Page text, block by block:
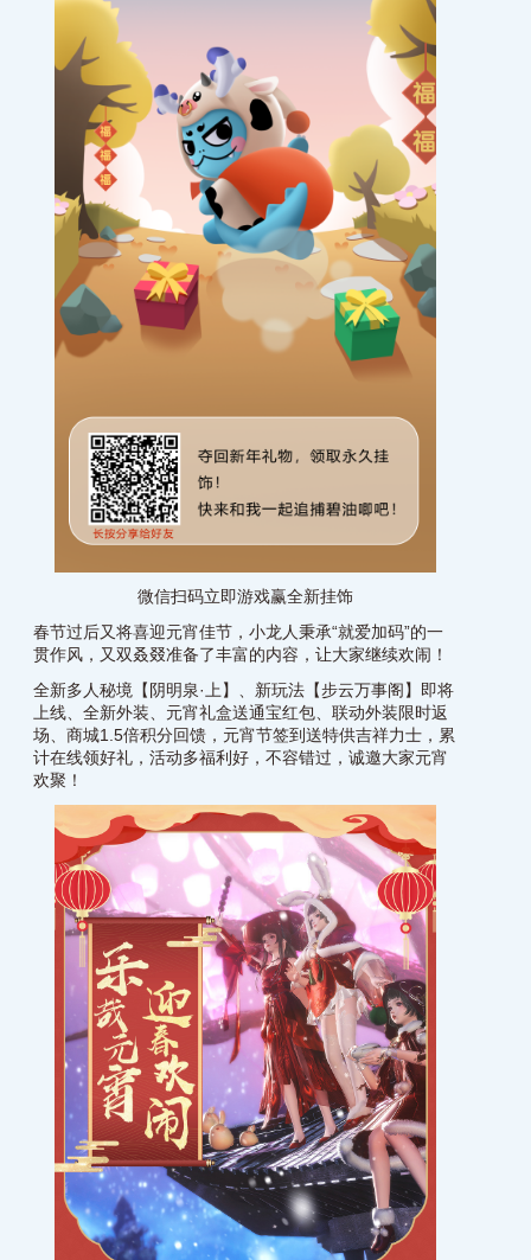
微信扫码立即游戏赢全新挂饰
春节过后又将喜迎元宵佳节，小龙人秉承“就爱加码”的一
贯作风，又双叒叕准备了丰富的内容，让大家继续欢闹！
全新多人秘境【阴明泉·上】、新玩法【步云万事阁】即将
上线、全新外装、元宵礼盒送通宝红包、联动外装限时返
场、商城1.5倍积分回馈，元宵节签到送特供吉祥力士，累
计在线领好礼，活动多福利好，不容错过，诚邀大家元宵
欢聚！